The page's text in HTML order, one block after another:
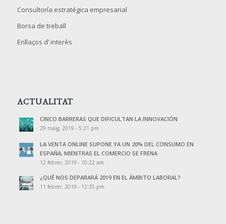
Consultoría estratégica empresarial
Borsa de treball
Enllaços d’ interès
ACTUALITAT
CINCO BARRERAS QUE DIFICULTAN LA INNOVACIÓN
29 maig, 2019 - 5:21 pm
LA VENTA ONLINE SUPONE YA UN 20% DEL CONSUMO EN
ESPAÑA, MIENTRAS EL COMERCIO SE FRENA
12 febrer, 2019 - 10:22 am
¿QUÉ NOS DEPARARÁ 2019 EN EL ÁMBITO LABORAL?
11 febrer, 2019 - 12:35 pm